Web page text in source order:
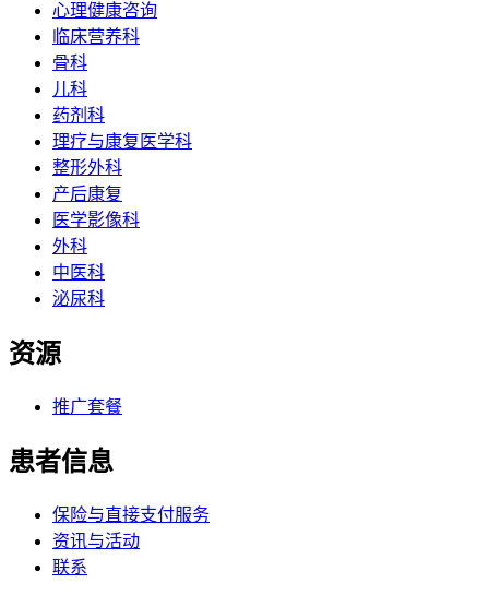
心理健康咨询
临床营养科
骨科
儿科
药剂科
理疗与康复医学科
整形外科
产后康复
医学影像科
外科
中医科
泌尿科
资源
推广套餐
患者信息
保险与直接支付服务
资讯与活动
联系